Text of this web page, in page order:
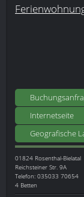
Internetseite
Geografische
01824 Rosenthal-Bielatal
Reichsteiner Str. 9A
Telefon: 035033 70654
4 Betten